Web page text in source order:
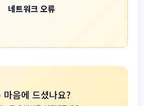
네트워크 오류
마음에 드셨나요?